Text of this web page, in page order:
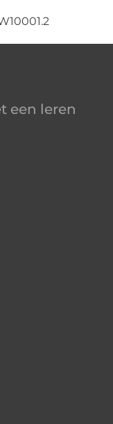
een leren